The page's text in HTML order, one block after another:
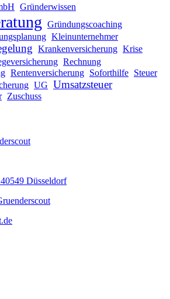
Gründerwissen
Gründungscoaching
Kleinunternehmer
Krankenversicherung Krise
Rechnung
Rentenversicherung Soforthilfe Steuer
UG Umsatzsteuer
Zuschuss
Düsseldorf